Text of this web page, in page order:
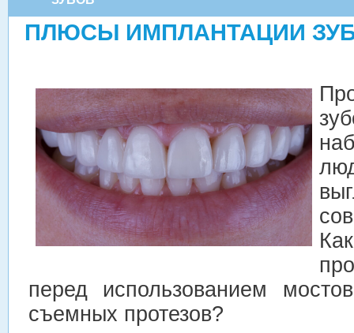
ПЛЮСЫ ИМПЛАНТАЦИИ
перед использованием
съемных протезов?